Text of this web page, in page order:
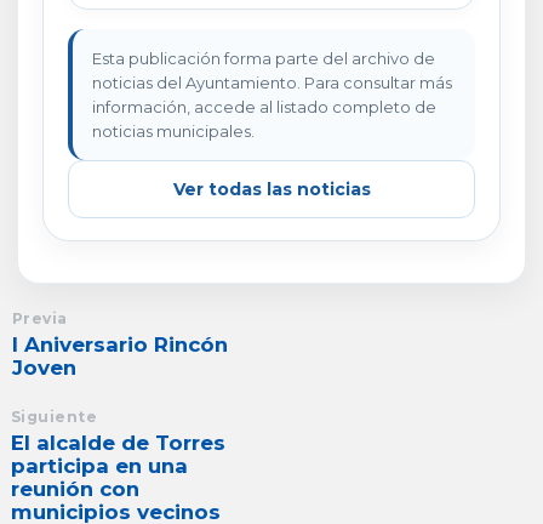
Esta publicación forma parte del archivo de
noticias del Ayuntamiento. Para consultar más
información, accede al listado completo de
noticias municipales.
Ver todas las noticias
Previa
I Aniversario Rincón
Joven
Siguiente
El alcalde de Torres
participa en una
reunión con
municipios vecinos